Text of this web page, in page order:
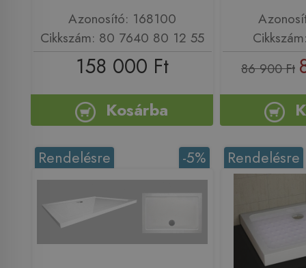
Azonosító: 168100
Cikkszám: 80 7640 80 12 55
158 000 Ft
Kosárba
86 900 Ft
-5%
Rendelésre Rendelésre